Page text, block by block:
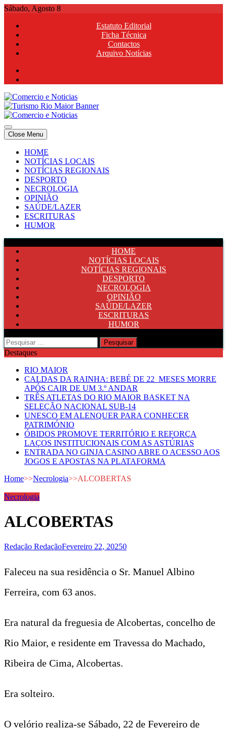
Skip
content
Sábado, Agosto 8
Estatuto Editorial
Ficha Técnica
Contactos
Arquivo Notícias
Comercio e Noticias
Notícias e Publicidade Online
Comercio e Noticias
Notícias e Publicidade Online
Close Menu
HOME
NOTÍCIAS LOCAIS
NOTÍCIAS REGIONAIS
DESPORTO
NECROLOGIA
OPINIÃO
SAÚDE/LAZER
ESCRITURAS
HUMOR
HOME
NOTÍCIAS LOCAIS
NOTÍCIAS REGIONAIS
DESPORTO
NECROLOGIA
OPINIÃO
SAÚDE/LAZER
ESCRITURAS
HUMOR
Pesquisar
por:
Destaques
RIO MAIOR
CALDAS DA RAINHA: BEBÉ DE 22 MESES MORRE
APÓS CAIR DE UM 3.º ANDAR
TRÊS ATLETAS DO RIO MAIOR BASKET NA
SELEÇÃO NACIONAL SUB-14
UNESCO EM ALENQUER PARA CONHECER
PATRIMÓNIO
ÓBIDOS PROMOVE TERRITÓRIO E REFORÇA
LAÇOS INSTITUCIONAIS COM AS ASTÚRIAS
ENTRADA NO GINJA CASINO ABRE O ACESSO AOS
JOGOS E APOSTAS NA PLATAFORMA
Home>>Necrologia>>ALCOBERTAS
Necrologia
ALCOBERTAS
Redação RedaçãoFevereiro 22, 20250
Faleceu na sua residência o Sr. Manuel Albino
Ferreira, com 63 anos.
Era natural da freguesia de Alcobertas, concelho de
Rio Maior, e residente em Travessa do Machado,
Ribeira de Cima, Alcobertas.
Era solteiro.
O velório realiza-se Sábado, 22 de Fevereiro de